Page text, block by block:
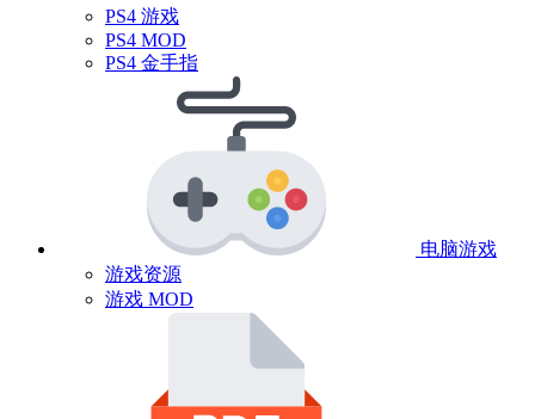
PS4 游戏
PS4 MOD
PS4 金手指
电脑游戏
游戏资源
游戏 MOD